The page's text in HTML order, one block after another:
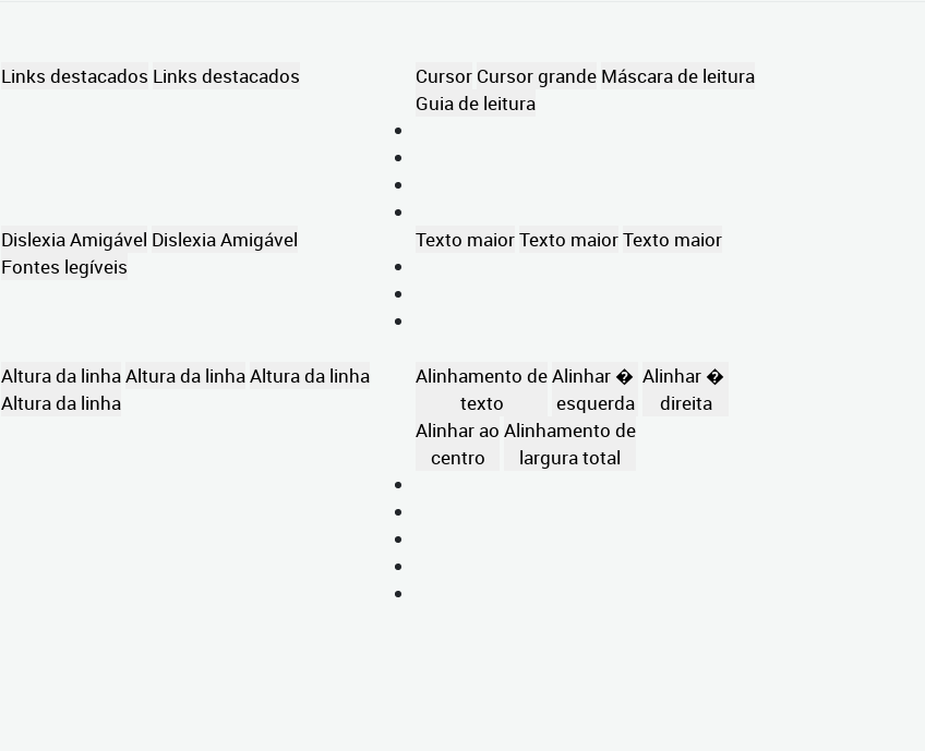
Links destacados Links destacados Cursor Cursor grande Máscara de leitura
Guia de leitura
Dislexia Amigável Dislexia Amigável
Fontes legíveis
Texto maiorTexto maiorTexto maior
Altura da linhaAltura da linhaAltura da linha
Altura da linha
Alinhamento de
texto
Alinhar �
esquerda
Alinhar �
direita
Alinhar ao
centro
Alinhamento de
largura total